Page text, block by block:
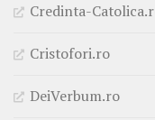
Credinta-
Cristofori.ro
DeiVerbum.ro